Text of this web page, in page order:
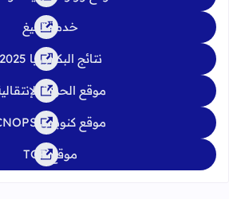
خدمة تبليغ
نتائج البكالوريا 2025
موقع الحركة
موقع كنوبس CNOPS
موقع TGR